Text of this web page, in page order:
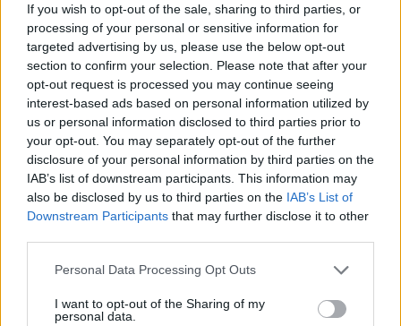
If you wish to opt-out of the sale, sharing to third parties, or
processing of your personal or sensitive information for
targeted advertising by us, please use the below opt-out
section to confirm your selection. Please note that after your
opt-out request is processed you may continue seeing
interest-based ads based on personal information utilized by
us or personal information disclosed to third parties prior to
your opt-out. You may separately opt-out of the further
disclosure of your personal information by third parties on the
IAB’s list of downstream participants. This information may
also be disclosed by us to third parties on the IAB’s List of
Downstream Participants that may further disclose it to other
Please note that this website/app uses one or more Google
not limited to your visit or usage behaviour. You may click to
grant or deny consent to Google and its third-party tags to
Personal Data Processing Opt Outs
I want to opt-out of the Sharing of my
personal data.
Categorie
Abrasivi
I prodotti abrasivi
Antincendio
Estintori
Valige pronto soccorso
Antinfortunistica
Abbigliamento